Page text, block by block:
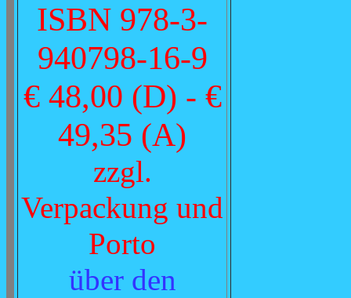
ISBN 978-3-
940798-16-9
€ 48,00 (D) - €
49,35 (A)
zzgl.
Verpackung und
Porto
über den